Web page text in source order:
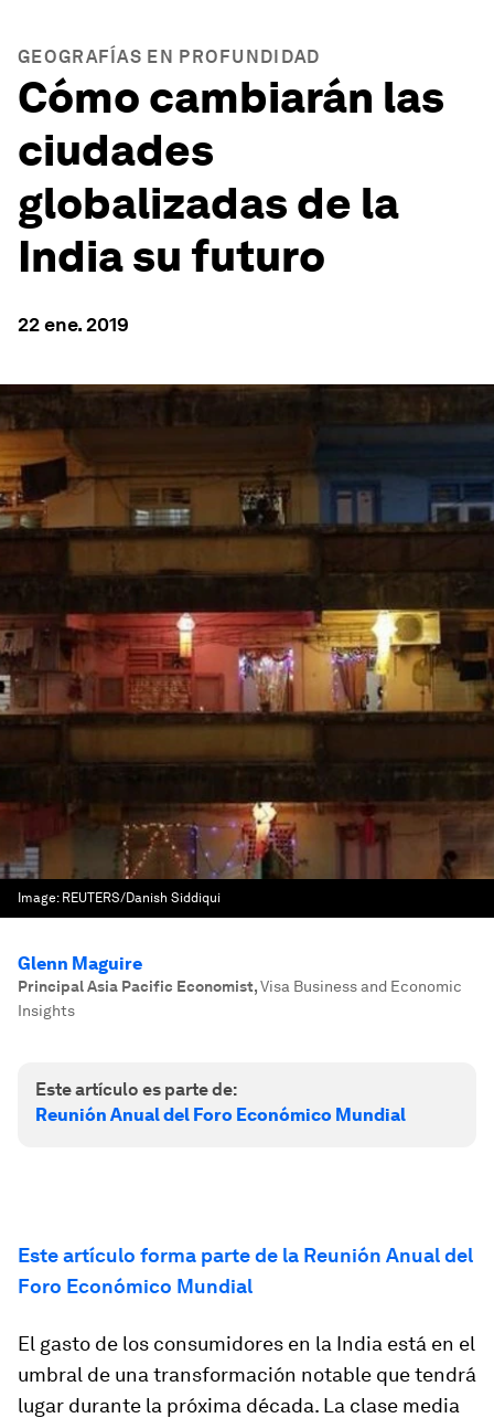
GEOGRAFÍAS EN PROFUNDIDAD
Cómo cambiarán las
ciudades
globalizadas de la
India su futuro
22 ene. 2019
Image: REUTERS/Danish Siddiqui
Glenn Maguire
Principal Asia Pacific Economist,Visa Business and Economic
Insights
Este artículo es parte de:
Reunión Anual del Foro Económico Mundial
Este artículo forma parte de la Reunión Anual del
Foro Económico Mundial
El gasto de los consumidores en la India está en el
umbral de una transformación notable que tendrá
lugar durante la próxima década. La clase media